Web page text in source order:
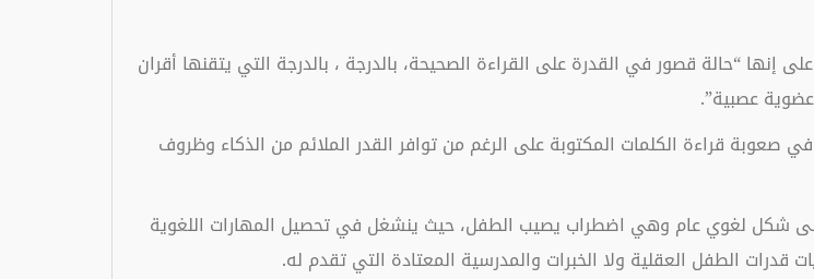
إنها “حالة قصور في القدرة على القراءة الصحيحة، بالدرجة ، بالدرجة التي يتقنها أقران
عصبية”.
قراءة الكلمات المكتوبة على الرغم من توافر القدر الملائم من الذكاء وظروف
شكل لغوي عام وهي اضطراب يصيب الطفل، حيث ينشغل في تحصيل المهارات اللغوية
قدرات الطفل العقلية ولا الخبرات والمدرسية المعتادة التي تقدم له.